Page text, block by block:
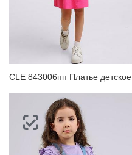
CLE 843006пп Платье детское